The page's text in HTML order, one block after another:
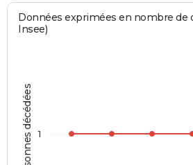
Personnes décédées
Données exprimées en nombre de
Insee)
1